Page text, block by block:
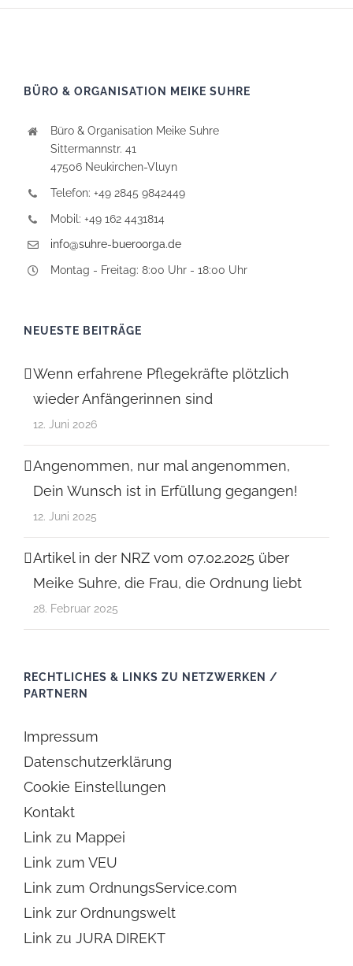
BÜRO & ORGANISATION MEIKE SUHRE
Büro & Organisation Meike Suhre
Sittermannstr. 41
47506 Neukirchen-Vluyn
Telefon: +49 2845 9842449
Mobil: +49 162 4431814
info@suhre-bueroorga.de
Montag - Freitag: 8:00 Uhr - 18:00 Uhr
NEUESTE BEITRÄGE
Wenn erfahrene Pflegekräfte plötzlich
wieder Anfängerinnen sind
12. Juni 2026
Angenommen, nur mal angenommen,
Dein Wunsch ist in Erfüllung gegangen!
12. Juni 2025
Artikel in der NRZ vom 07.02.2025 über
Meike Suhre, die Frau, die Ordnung liebt
28. Februar 2025
RECHTLICHES & LINKS ZU NETZWERKEN /
PARTNERN
Impressum
Datenschutzerklärung
Cookie Einstellungen
Kontakt
Link zu Mappei
Link zum VEU
Link zum OrdnungsService.com
Link zur Ordnungswelt
Link zu JURA DIREKT